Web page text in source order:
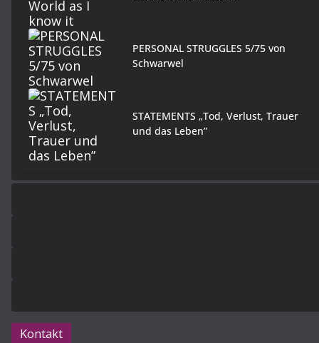
PERSONAL STRUGGLES 5/75 von
Schwarwel
STATEMENTS „Tod, Verlust, Trauer
und das Leben”
Kontakt